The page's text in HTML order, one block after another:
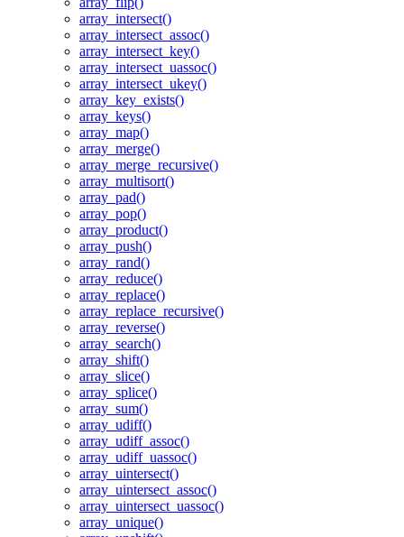
array_intersect()
array_intersect_assoc()
array_intersect_key()
array_intersect_uassoc()
array_intersect_ukey()
array_key_exists()
array_keys()
array_map()
array_merge()
array_merge_recursive()
array_multisort()
array_pad()
array_pop()
array_product()
array_push()
array_rand()
array_reduce()
array_replace()
array_replace_recursive()
array_reverse()
array_search()
array_shift()
array_slice()
array_splice()
array_sum()
array_udiff()
array_udiff_assoc()
array_udiff_uassoc()
array_uintersect()
array_uintersect_assoc()
array_uintersect_uassoc()
array_unique()